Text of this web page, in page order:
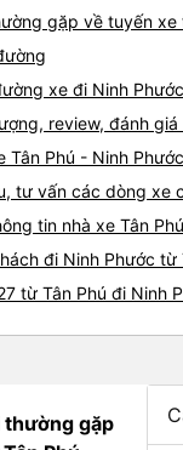
gặp về tuyến xe
xe đi Ninh
review, đánh
Tân Phú - Ninh Phước
tư vấn các dòng xe
tin nhà xe Tân
đi Ninh Phước từ
từ Tân Phú đi Ninh
thường gặp